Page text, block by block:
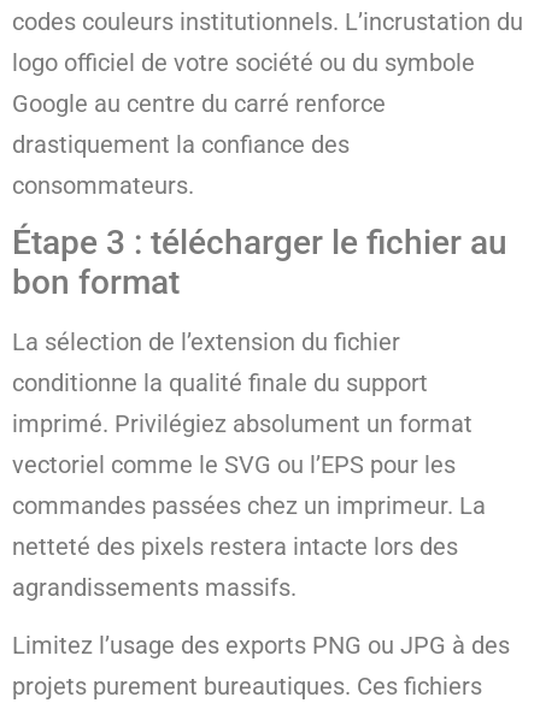
codes couleurs institutionnels. L’incrustation du
logo officiel de votre société ou du symbole
Google au centre du carré renforce
drastiquement la confiance des
consommateurs.
Étape 3 : télécharger le fichier au
bon format
La sélection de l’extension du fichier
conditionne la qualité finale du support
imprimé. Privilégiez absolument un format
vectoriel comme le SVG ou l’EPS pour les
commandes passées chez un imprimeur. La
netteté des pixels restera intacte lors des
agrandissements massifs.
Limitez l’usage des exports PNG ou JPG à des
projets purement bureautiques. Ces fichiers